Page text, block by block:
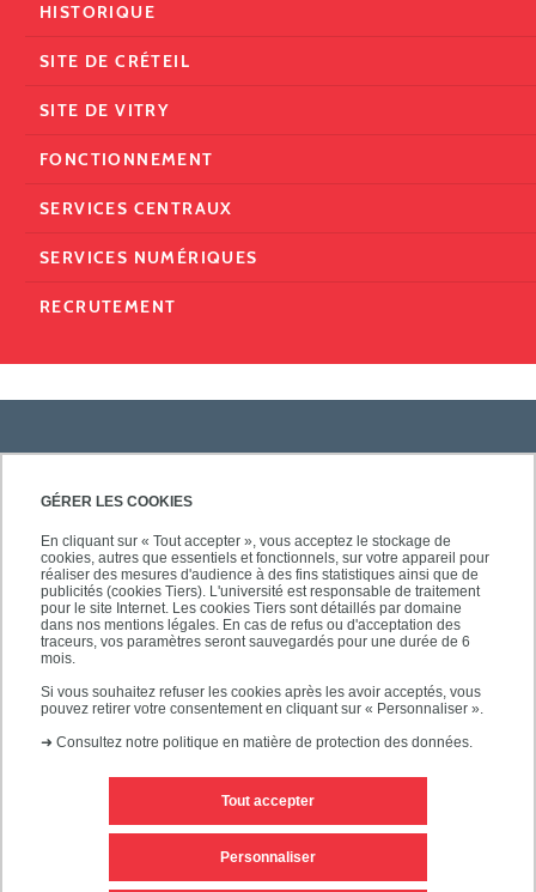
GÉRER LES COOKIES
En cliquant sur « Tout accepter », vous acceptez le stockage de
cookies, autres que essentiels et fonctionnels, sur votre appareil pour
réaliser des mesures d'audience à des fins statistiques ainsi que de
publicités (cookies Tiers). L'université est responsable de traitement
pour le site Internet. Les cookies Tiers sont détaillés par domaine
dans nos mentions légales. En cas de refus ou d'acceptation des
traceurs, vos paramètres seront sauvegardés pour une durée de 6
mois.
Si vous souhaitez refuser les cookies après les avoir acceptés, vous
pouvez retirer votre consentement en cliquant sur « Personnaliser ».
➜ Consultez notre politique en matière de protection des données.
Tout accepter
Personnaliser
HISTORIQUE
SITE DE CRÉTEIL
SITE DE VITRY
FONCTIONNEMENT
SERVICES CENTRAUX
SERVICES NUMÉRIQUES
RECRUTEMENT
PRATIQUE
ACCÈS RAPIDES
SUIVEZ-NOUS
Mentions légales Plan du site